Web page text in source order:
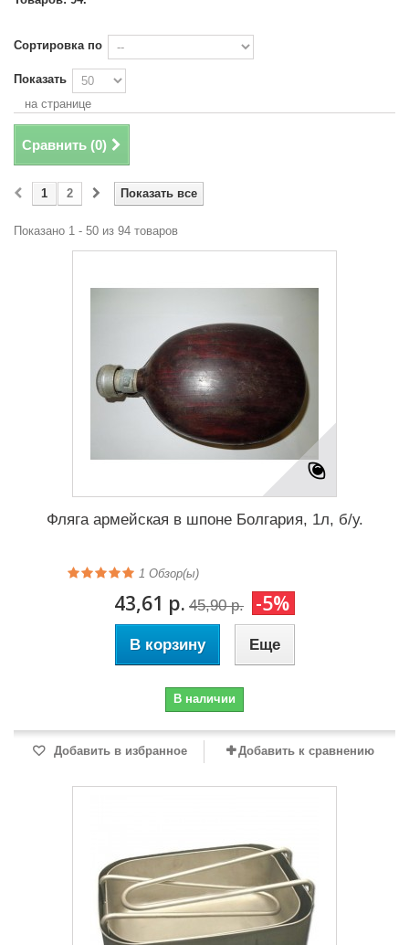
Сортировка по
Показать
на странице
Сравнить (0)
Показать все
1 2
Показано 1 - 50 из 94 товаров
Фляга армейская в шпоне Болгария, 1л, б/у.
1 Обзор(ы)
43,61 р. 45,90 р. -5%
В корзину Еще
В наличии
Добавить в избранное Добавить к сравнению